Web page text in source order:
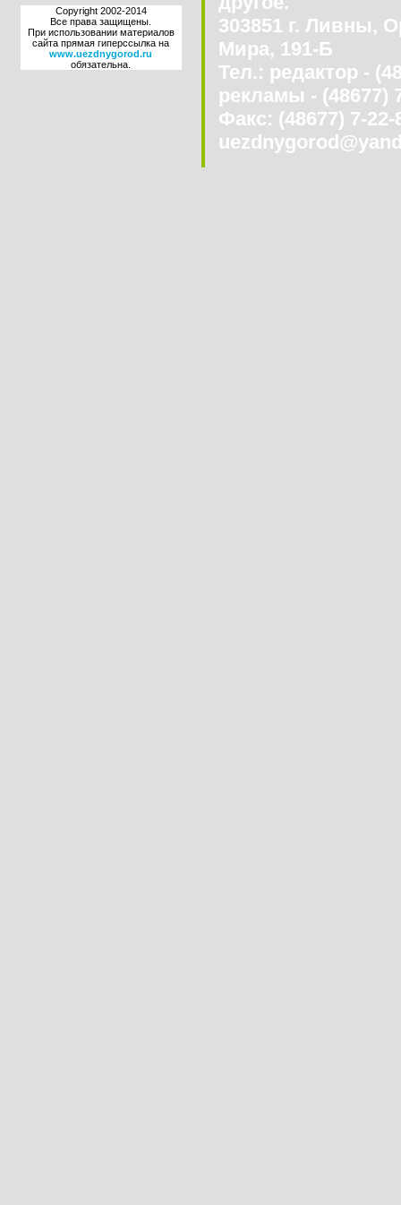
Copyright 2002-2014
Все права защищены.
При использовании материалов
сайта прямая гиперссылка на
www.uezdnygorod.ru
обязательна.
303851 г. Ливны,
Мира, 191-Б
Тел.: редактор -
рекламы - (48677)
Факс: (48677) 7-